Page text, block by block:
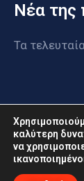
Νέα της
Τα
καλύτερη
να